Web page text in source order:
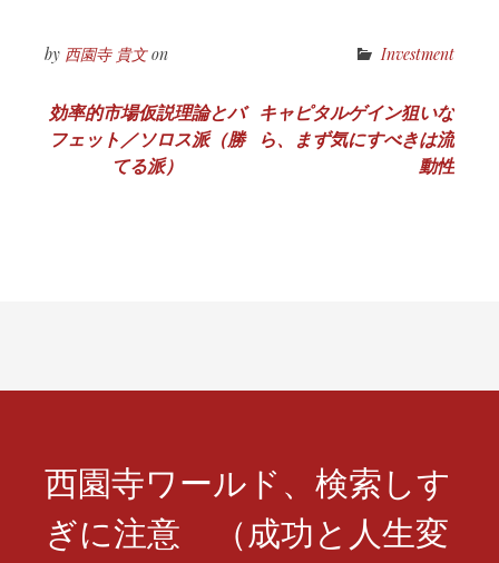
by 西園寺 貴文on Investment
投
稿
ョ
効率的市場仮説理論とバ
フェット／ソロス派（勝
てる派）
キャピタルゲイン狙いな
ら、まず気にすべきは流
動性
西園寺ワールド、検索しす
ぎに注意 （成功と人生変